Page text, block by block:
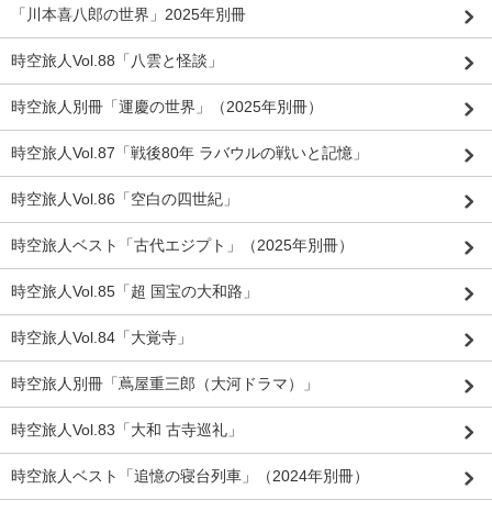
「川本喜八郎の世界」2025年別冊
時空旅人Vol.88「八雲と怪談」
時空旅人別冊「運慶の世界」（2025年別冊）
時空旅人Vol.87「戦後80年 ラバウルの戦いと記憶」
時空旅人Vol.86「空白の四世紀」
時空旅人ベスト「古代エジプト」（2025年別冊）
時空旅人Vol.85「超 国宝の大和路」
時空旅人Vol.84「大覚寺」
時空旅人別冊「蔦屋重三郎（大河ドラマ）」
時空旅人Vol.83「大和 古寺巡礼」
時空旅人ベスト「追憶の寝台列車」（2024年別冊）